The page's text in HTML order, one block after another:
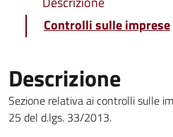
Controlli sulle imprese
Descrizione
Sezione relativa ai controlli sulle
25 del d.lgs. 33/2013.